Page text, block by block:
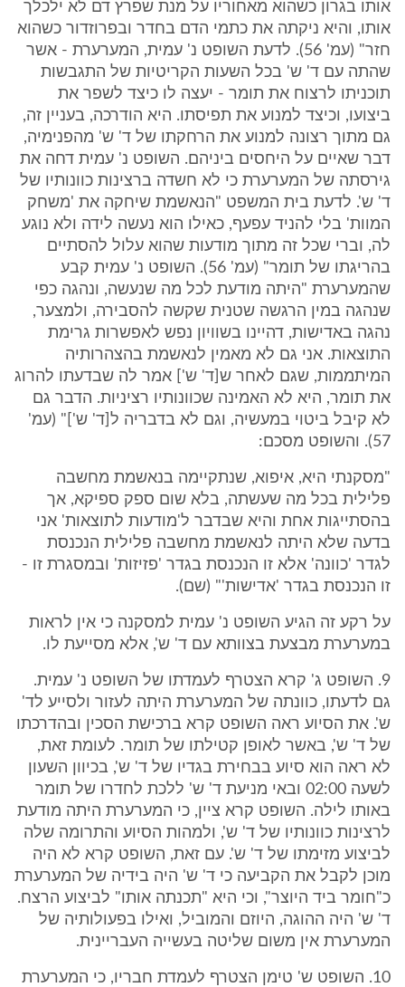
אותו בגרון כשהוא מאחוריו על מנת שפרץ דם לא ילכלך
אותו, והיא ניקתה את כתמי הדם בחדר ובפרוזדור כשהוא
חזר" (עמ' 56). לדעת השופט נ' עמית, המערערת - אשר
שהתה עם ד' ש' בכל השעות הקריטיות של התגבשות
תוכניתו לרצוח את תומר - יעצה לו כיצד לשפר את
ביצועו, וכיצד למנוע את תפיסתו. היא הודרכה, בעניין זה,
גם מתוך רצונה למנוע את הרחקתו של ד' ש' מהפנימיה,
דבר שאיים על היחסים ביניהם. השופט נ' עמית דחה את
גירסתה של המערערת כי לא חשדה ברצינות כוונותיו של
ד' ש'. לדעת בית המשפט "הנאשמת שיחקה את 'משחק
המוות' בלי להניד עפעף, כאילו הוא נעשה לידה ולא נוגע
לה, וברי שכל זה מתוך מודעות שהוא עלול להסתיים
בהריגתו של תומר" (עמ' 56). השופט נ' עמית קבע
שהמערערת "היתה מודעת לכל מה שנעשה, ונהגה כפי
שנהגה במין הרגשה שטנית שקשה להסבירה, ולמצער,
נהגה באדישות, דהיינו בשוויון נפש לאפשרות גרימת
התוצאות. אני גם לא מאמין לנאשמת בהצהרותיה
המיתממות, שגם לאחר ש[ד' ש'] אמר לה שבדעתו להרוג
את תומר, היא לא האמינה שכוונותיו רציניות. הדבר גם
לא קיבל ביטוי במעשיה, וגם לא בדבריה ל[ד' ש']" (עמ'
57). והשופט מסכם:
"מסקנתי היא, איפוא, שנתקיימה בנאשמת מחשבה
פלילית בכל מה שעשתה, בלא שום ספק ספיקא, אך
בהסתייגות אחת והיא שבדבר ל'מודעות לתוצאות' אני
בדעה שלא היתה לנאשמת מחשבה פלילית הנכנסת
לגדר 'כוונה' אלא זו הנכנסת בגדר 'פזיזות' ובמסגרת זו -
זו הנכנסת בגדר 'אדישות'" (שם).
על רקע זה הגיע השופט נ' עמית למסקנה כי אין לראות
במערערת מבצעת בצוותא עם ד' ש', אלא מסייעת לו.
9. השופט ג' קרא הצטרף לעמדתו של השופט נ' עמית.
גם לדעתו, כוונתה של המערערת היתה לעזור ולסייע לד'
ש'. את הסיוע ראה השופט קרא ברכישת הסכין ובהדרכתו
של ד' ש', באשר לאופן קטילתו של תומר. לעומת זאת,
לא ראה הוא סיוע בבחירת בגדיו של ד' ש', בכיוון השעון
לשעה 02:00 ובאי מניעת ד' ש' ללכת לחדרו של תומר
באותו לילה. השופט קרא ציין, כי המערערת היתה מודעת
לרצינות כוונותיו של ד' ש', ולמהות הסיוע והתרומה שלה
לביצוע מזימתו של ד' ש'. עם זאת, השופט קרא לא היה
מוכן לקבל את הקביעה כי ד' ש' היה בידיה של המערערת
כ"חומר ביד היוצר", וכי היא "תכנתה אותו" לביצוע הרצח.
ד' ש' היה ההוגה, היוזם והמוביל, ואילו בפעולותיה של
המערערת אין משום שליטה בעשייה העבריינית.
10. השופט ש' טימן הצטרף לעמדת חבריו, כי המערערת